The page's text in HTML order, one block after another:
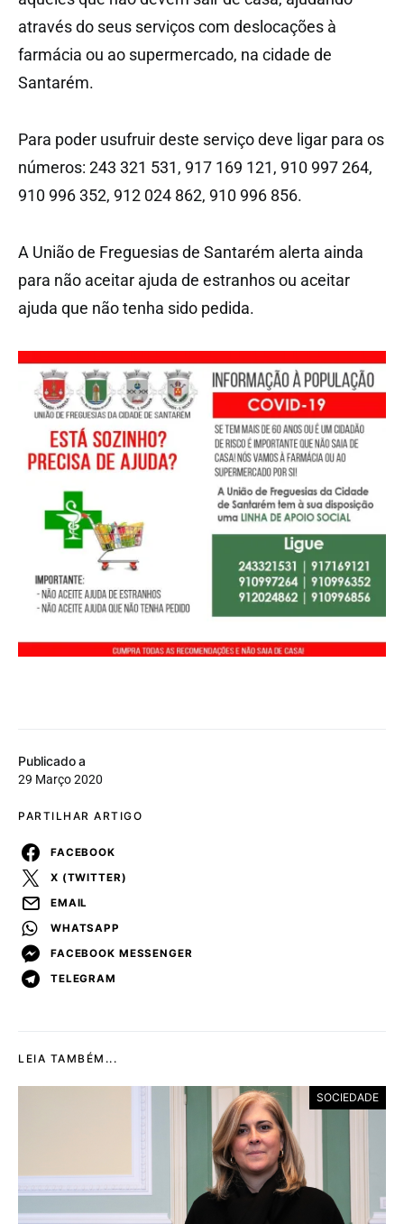
Publicado a
29 Março 2020
PARTILHAR ARTIGO
FACEBOOK
X (TWITTER)
EMAIL
WHATSAPP
FACEBOOK MESSENGER
TELEGRAM
através do seus serviços com deslocações à
farmácia ou ao supermercado, na cidade de
Santarém.
Para poder usufruir deste serviço deve ligar para os
números: 243 321 531, 917 169 121, 910 997 264,
910 996 352, 912 024 862, 910 996 856.
A União de Freguesias de Santarém alerta ainda
para não aceitar ajuda de estranhos ou aceitar
ajuda que não tenha sido pedida.
LEIA TAMBÉM...
SOCIEDADE